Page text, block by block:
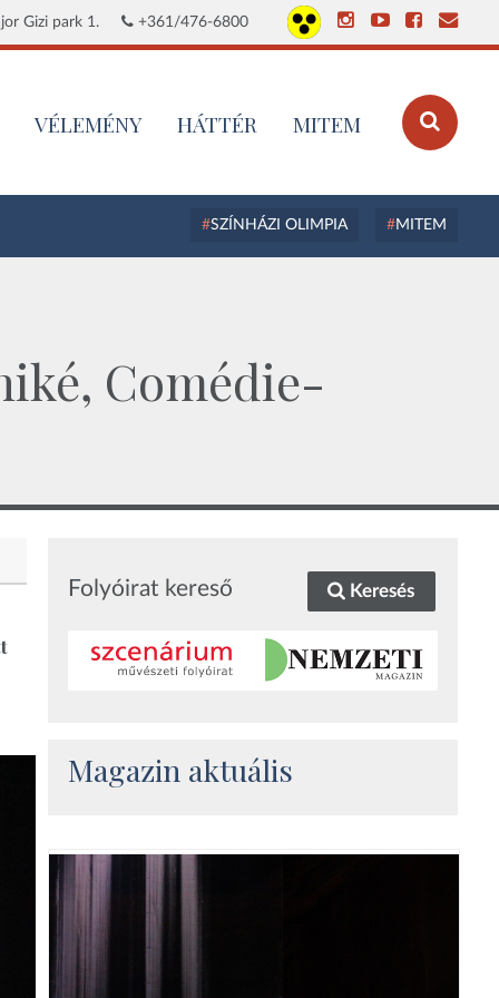
Gizi park 1. +361/476-6800
VÉLEMÉNY HÁTTÉR MITEM
SZÍNHÁZI OLIMPIA MITEM
Comédie-
Folyóirat kereső Keresés
Magazin aktuális